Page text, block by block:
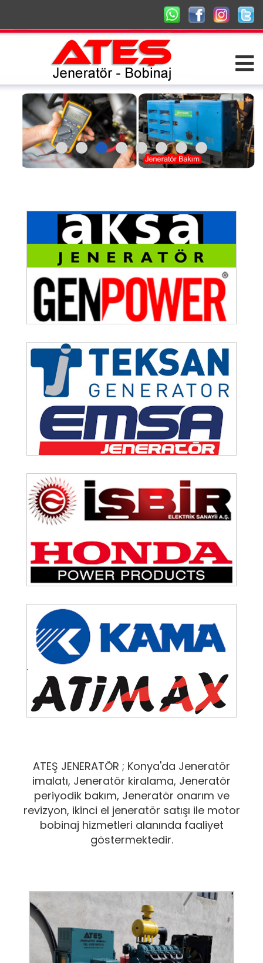
‹ ›
ATEŞ JENERATÖR ; Konya'da Jeneratör
imalatı, Jeneratör kiralama, Jeneratör
periyodik bakım, Jeneratör onarım ve
revizyon, ikinci el jeneratör satışı ile motor
bobinaj hizmetleri alanında faaliyet
göstermektedir.